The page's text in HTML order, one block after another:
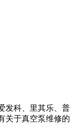
发科、里其乐、普
关于真空泵维修的